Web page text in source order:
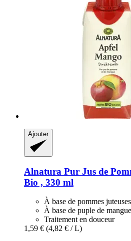
Ajouter
Alnatura Pur Jus de
Bio , 330 ml
À base de pommes juteuses
À base de puple de mangue
Traitement en douceur
1,59 € (4,82 € / L)